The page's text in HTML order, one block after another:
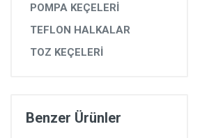
EPS YEDEK PARÇALARI
POMPA KEÇELERİ
TEFLON HALKALAR
TOZ KEÇELERİ
Benzer Ürünler